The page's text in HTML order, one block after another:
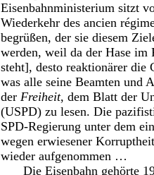
Eisenbahnministerium sitzt
Wiederkehr des ancien
begrüßen, der sie diesem
werden, weil da der Hase
steht], desto reaktionärer die
was alle seine Beamten und
der Freiheit, dem Blatt der
(USPD) zu lesen. Die
SPD-Regierung unter dem
wegen erwiesener
wieder aufgenommen …
Die Eisenbahn gehörte